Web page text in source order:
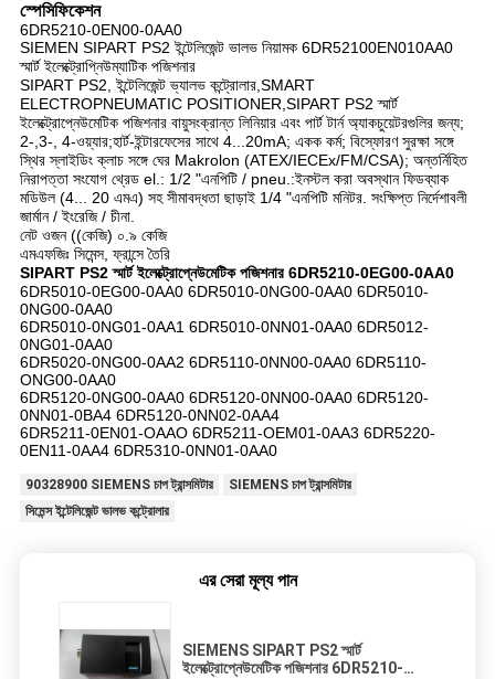
স্পেসিফিকেশন
6DR5210-0EN00-0AA0
SIEMEN SIPART PS2 ইন্টেলিজেন্ট ভালভ নিয়ামক 6DR52100EN010AA0
স্মার্ট ইলেক্ট্রোপ্নিউম্যাটিক পজিশনার
SIPART PS2, ইন্টেলিজেন্ট ভ্যালভ কন্ট্রোলার,SMART
ELECTROPNEUMATIC POSITIONER,SIPART PS2 স্মার্ট
ইলেক্ট্রোপ্নেউমেটিক পজিশনার বায়ুসংক্রান্ত লিনিয়ার এবং পার্ট টার্ন অ্যাকচুয়েটরগুলির জন্য;
2-,3-, 4-ওয়্যার;হার্ট-ইন্টারফেসের সাথে 4...20mA; একক কর্ম; বিস্ফোরণ সুরক্ষা সঙ্গে
স্থির স্লাইডিং ক্লাচ সঙ্গে ঘের Makrolon (ATEX/IECEx/FM/CSA); অন্তর্নিহিত
নিরাপত্তা সংযোগ থ্রেড el.: 1/2 "এনপিটি / pneu.:ইনস্টল করা অবস্থান ফিডব্যাক
মডিউল (4... 20 এমএ) সহ সীমাবদ্ধতা ছাড়াই 1/4 "এনপিটি মনিটর. সংক্ষিপ্ত নির্দেশাবলী
জার্মান / ইংরেজি / চীনা.
নেট ওজন ((কেজি) ০.৯ কেজি
এমএফজিঃ সিমেন্স, ফ্রান্সে তৈরি
SIPART PS2 স্মার্ট ইলেক্ট্রোপ্নেউমেটিক পজিশনার 6DR5210-0EG00-0AA0
6DR5010-0EG00-0AA0 6DR5010-0NG00-0AA0 6DR5010-
0NG00-0AA0
6DR5010-0NG01-0AA1 6DR5010-0NN01-0AA0 6DR5012-
0NG01-0AA0
6DR5020-0NG00-0AA2 6DR5110-0NN00-0AA0 6DR5110-
ONG00-0AA0
6DR5120-0NG00-0AA0 6DR5120-0NN00-0AA0 6DR5120-
0NN01-0BA4 6DR5120-0NN02-0AA4
6DR5211-0EN01-OAAO 6DR5211-OEM01-0AA3 6DR5220-
0EN11-0AA4 6DR5310-0NN01-0AA0
90328900 SIEMENS চাপ ট্রান্সমিটার
SIEMENS চাপ ট্রান্সমিটার
সিমেন্স ইন্টেলিজেন্ট ভালভ কন্ট্রোলার
এর সেরা মূল্য পান
SIEMENS SIPART PS2 স্মার্ট
ইলেক্ট্রোপ্নেউমেটিক পজিশনার 6DR5210-